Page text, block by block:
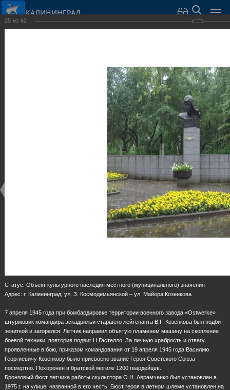
КАЛИНИНГРАД
Скульптуры и мемориалы
Скульптуры и мемориалы
25 из 62
Статус: Объект культурного наследия местного (муниципального) значения
Адрес: г. Калининград, ул. З. Космодемьянской – ул. Майора Козенкова
7 апреля 1945 года при бомбардировке территории военного завода «Ostwerke»
штурмовик командира эскадрильи старшего лейтенанта В.Г. Козенкова был подбит
зениткой и загорелся. Летчик направил объятую пламенем машину на скопление
боевой техники, повторив подвиг Н.Гастелло. За личную храбрость и отвагу,
проявленные в бою, приказом командования от 19 апреля 1945 года Василию
Георгиевичу Козенкову было присвоено звание Героя Советского Союза
посмертно. Похоронен в братской могиле 1200 гвардейцев.
Бронзовый бюст летчика работы скульптора О.Н. Аврамченко был установлен в
1975 г. на улице, названной в его честь. Бюст героя в летном шлеме установлен на